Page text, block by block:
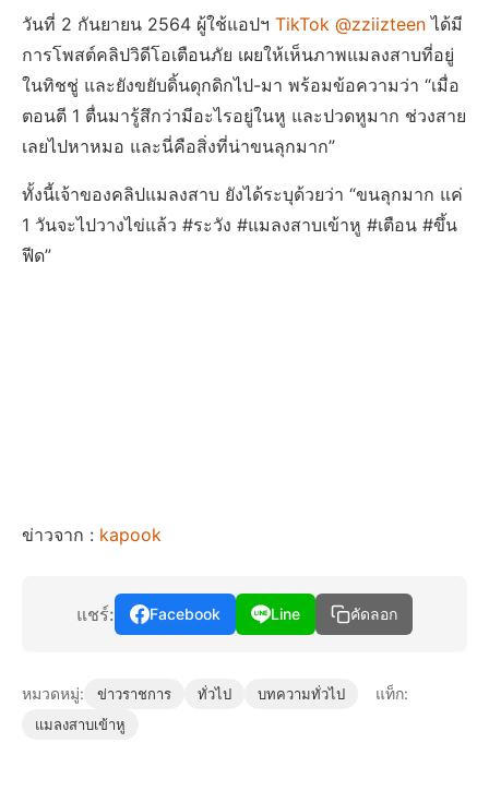
วันที่ 2 กันยายน 2564 ผู้ใช้แอปฯ TikTok @zziizteen ได้มี
การโพสต์คลิปวิดีโอเตือนภัย เผยให้เห็นภาพแมลงสาบที่อยู่
ในทิชชู่ และยังขยับดิ้นดุกดิกไป-มา พร้อมข้อความว่า “เมื่อ
ตอนตี 1 ตื่นมารู้สึกว่ามีอะไรอยู่ในหู และปวดหูมาก ช่วงสาย
เลยไปหาหมอ และนี่คือสิ่งที่น่าขนลุกมาก”
ทั้งนี้เจ้าของคลิปแมลงสาบ ยังได้ระบุด้วยว่า “ขนลุกมาก แค่
1 วันจะไปวางไข่แล้ว #ระวัง #แมลงสาบเข้าหู #เตือน #ขึ้น
ฟีด”
ข่าวจาก : kapook
แชร์: Facebook Line คัดลอก
หมวดหมู่: ข่าวราชการ ทั่วไป บทความทั่วไป แท็ก:
แมลงสาบเข้าหู